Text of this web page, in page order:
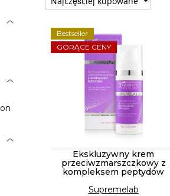
Bestseller
GORĄCE CENY
Ekskluzywny krem
przeciwzmarszczkowy z
kompleksem peptydów
Supremelab